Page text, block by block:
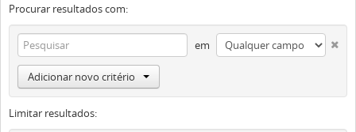
Procurar resultados com:
em
Adicionar novo critério
Limitar resultados: